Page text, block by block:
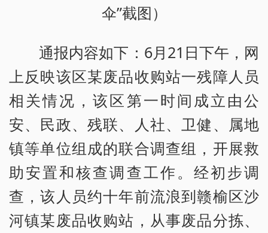
伞”截图）
通报内容如下：6月21日下午，网
上反映该区某废品收购站一残障人员
相关情况，该区第一时间成立由公
安、民政、残联、人社、卫健、属地
镇等单位组成的联合调查组，开展救
助安置和核查调查工作。经初步调
查，该人员约十年前流浪到赣榆区沙
河镇某废品收购站，从事废品分拣、